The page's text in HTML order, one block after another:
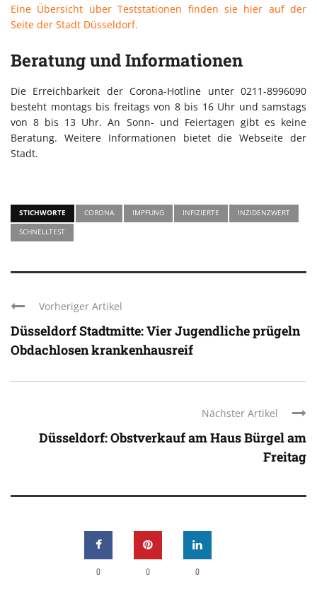
Eine Übersicht über Teststationen finden sie hier auf der
Seite der Stadt Düsseldorf.
Beratung und Informationen
Die Erreichbarkeit der Corona-Hotline unter 0211-8996090
besteht montags bis freitags von 8 bis 16 Uhr und samstags
von 8 bis 13 Uhr. An Sonn- und Feiertagen gibt es keine
Beratung. Weitere Informationen bietet die Webseite der
Stadt.
STICHWORTE CORONA IMPFUNG INFIZIERTE
INZIDENZWERT
SCHNELLTEST
Vorheriger Artikel
Düsseldorf Stadtmitte: Vier Jugendliche prügeln
Obdachlosen krankenhausreif
Nächster Artikel
Düsseldorf: Obstverkauf am Haus Bürgel am
Freitag
0 0 0